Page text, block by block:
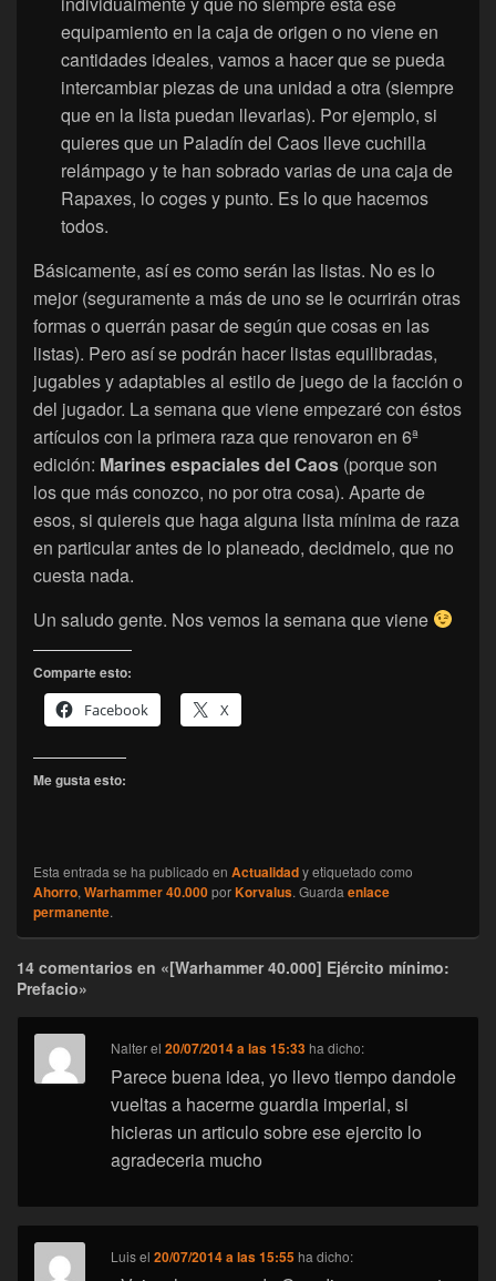
equipamiento en la caja de origen o no viene en
cantidades ideales, vamos a hacer que se pueda
intercambiar piezas de una unidad a otra (siempre
que en la lista puedan llevarlas). Por ejemplo, si
quieres que un Paladín del Caos lleve cuchilla
relámpago y te han sobrado varias de una caja de
Rapaxes, lo coges y punto. Es lo que hacemos
todos.
Básicamente, así es como serán las listas. No es lo
mejor (seguramente a más de uno se le ocurrirán otras
formas o querrán pasar de según que cosas en las
listas). Pero así se podrán hacer listas equilibradas,
jugables y adaptables al estilo de juego de la facción o
del jugador. La semana que viene empezaré con éstos
artículos con la primera raza que renovaron en 6ª
edición: Marines espaciales del Caos (porque son
los que más conozco, no por otra cosa). Aparte de
esos, si quiereis que haga alguna lista mínima de raza
en particular antes de lo planeado, decidmelo, que no
cuesta nada.
Un saludo gente. Nos vemos la semana que viene
Comparte esto:
Facebook
X
Me gusta esto:
Esta entrada se ha publicado en Actualidady etiquetado como
Ahorro, Warhammer 40.000porKorvalus. Guarda enlace
permanente.
14 comentarios en «[Warhammer 40.000] Ejército mínimo:
Prefacio»
Nalterel20/07/2014 a las 15:33 ha dicho:
Parece buena idea, yo llevo tiempo dandole
vueltas a hacerme guardia imperial, si
hicieras un articulo sobre ese ejercito lo
agradeceria mucho
Luisel20/07/2014 a las 15:55 ha dicho: